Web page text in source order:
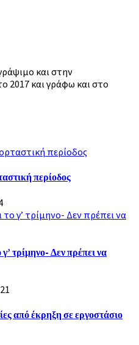
και στην
2017 και γράφω και στο
περίοδος
τρίμηνο- Δεν πρέπει να
από έκρηξη σε εργοστάσιο